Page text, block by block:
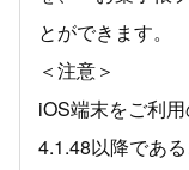
とができます。
＜注意＞
iOS端末をご利
4.1.48以降であ